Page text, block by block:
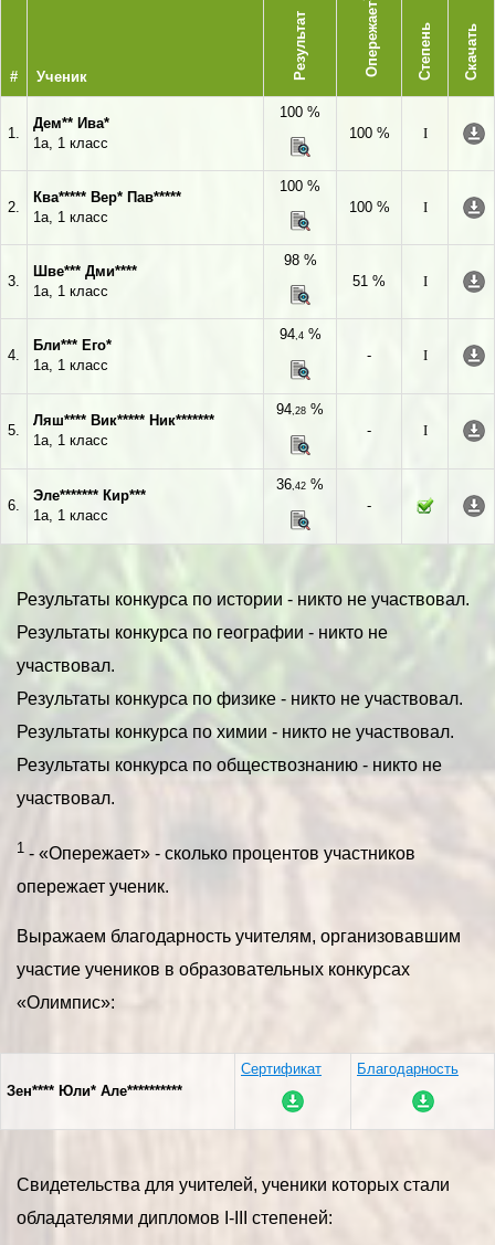
# Ученик Результат Опережает Степень Скачать
1.
Дем** Ива*
1а, 1 класс
100 %
100 %
I
2.
Ква***** Вер* Пав*****
1а, 1 класс
100 %
100 %
I
3.
Шве*** Дми****
1а, 1 класс
98 %
51 %
I
4.
Бли*** Его*
1а, 1 класс
94,4%
-
I
5.
Ляш**** Вик***** Ник*******
1а, 1 класс
94,28 %
-
I
6.
Эле******* Кир***
1а, 1 класс
36,42 %
-
Результаты конкурса по истории - никто не участвовал.
Результаты конкурса по географии - никто не
участвовал.
Результаты конкурса по физике - никто не участвовал.
Результаты конкурса по химии - никто не участвовал.
Результаты конкурса по обществознанию - никто не
участвовал.
1 - «Опережает» - сколько процентов участников
опережает ученик.
Выражаем благодарность учителям, организовавшим
участие учеников в образовательных конкурсах
«Олимпис»:
Зен**** Юли* Але**********
Сертификат Благодарность
Свидетельства для учителей, ученики которых стали
обладателями дипломов I-III степеней: